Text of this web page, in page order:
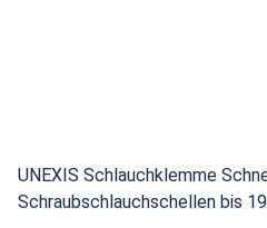
UNEXIS Schlauchklemme
Schraubschlauchschellen bis